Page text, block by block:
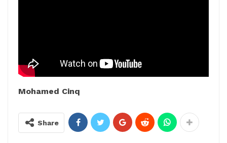
Mohamed Cinq
Share